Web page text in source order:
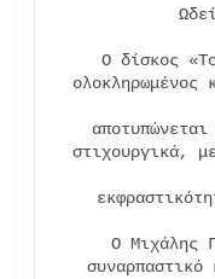
Ο δίσκος
ολοκληρωμένος
στιχουργικά,
Ο Μιχάλης